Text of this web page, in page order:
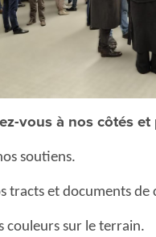
vous à nos côtés et
soutiens.
tracts et documents de
couleurs sur le terrain.